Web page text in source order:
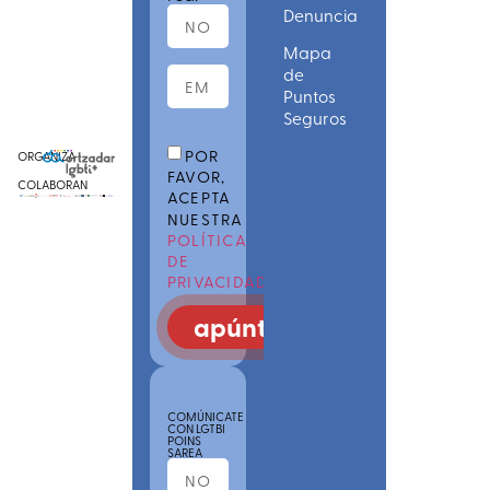
ORGANIZA
COLABORAN
POR
FAVOR,
ACEPTA
NUESTRA
POLÍTICA
DE
PRIVACIDAD
apúntate
COMÚNICATE
CON LGTBI
POINS
SAREA
Denuncia
Mapa
de
Puntos
Seguros